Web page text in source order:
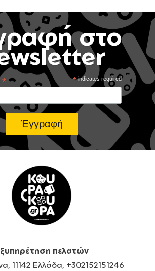
στο
*indicates required
*
πελατών
11142 Ελλάδα, +302152151246